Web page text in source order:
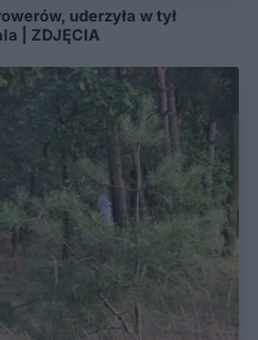
uderzyła w tył
| ZDJĘCIA